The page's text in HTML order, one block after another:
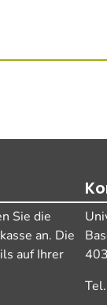
Sie die
an. Die
auf Ihrer